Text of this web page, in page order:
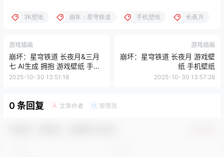
3K壁纸 崩坏：星穹铁道 手机壁纸 长夜月
游戏插画
崩坏：星穹铁道 长夜月&三月
七 AI生成 拥抱 游戏壁纸 手机
壁纸
2025-10-30 13:51:18
游戏插画
崩坏：星穹铁道 长夜月 游戏壁
纸 手机壁纸
2025-10-30 13:57:26
0 条回复 A 文章作者 M 管理员